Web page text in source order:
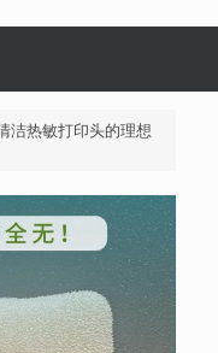
洁热敏打印头的理想